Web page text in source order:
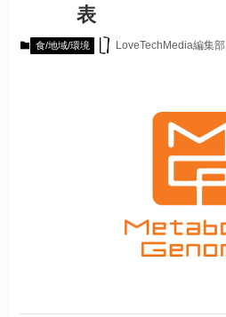
表
食/地域/環境 LoveTechMedia編集部